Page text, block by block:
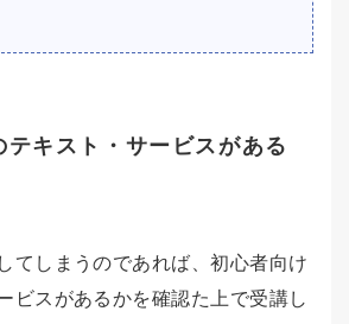
テキスト・サービスがある
てしまうのであれば、初心者向け
ビスがあるかを確認た上で受講し